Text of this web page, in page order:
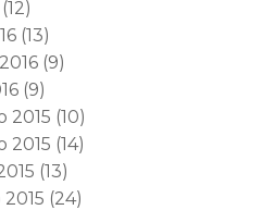
(12)
(13)
(9)
(9)
2015 (10)
2015 (14)
(13)
(24)